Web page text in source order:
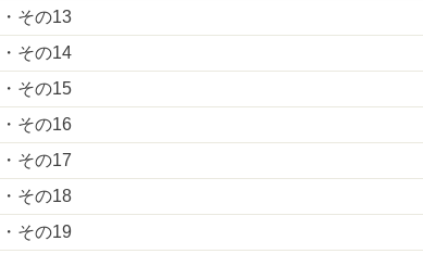
その13
その14
その15
その16
その17
その18
その19